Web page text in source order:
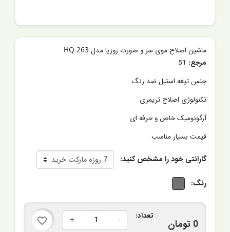
ماشین اصلاح موی سر و صورت روزیا مدل HQ-263
مرجع:
جنس تیغه استیل ضد زنگ
تکنولوژی اصلاح تریمری
آرگونومیک خاص و حرفه ای
قیمت بسیار مناسب
گارانتی خود را مشخص کنید:
رنگ:
0 تومان
تعداد: -
+
favorite_border